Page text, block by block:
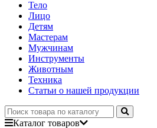
Тело
Лицо
Детям
Мастерам
Мужчинам
Инструменты
Животным
Техника
Статьи о нашей продукции
Каталог товаров